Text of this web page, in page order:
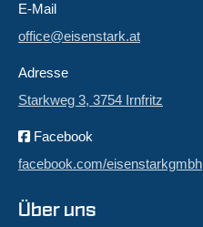
E-Mail
office@eisenstark.at
Adresse
Starkweg 3, 3754 Irnfritz
Facebook
facebook.com/eisenstarkgmbh
Über uns